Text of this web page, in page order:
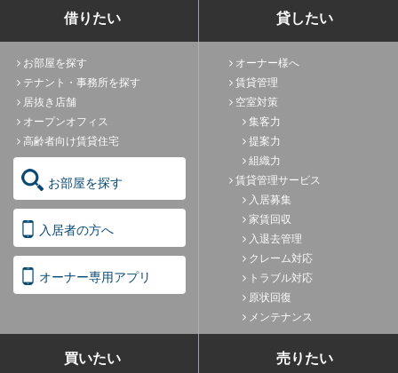
借りたい
お部屋を探す
テナント・事務所を探す
居抜き店舗
オープンオフィス
高齢者向け賃貸住宅
お部屋を探す
入居者の方へ
オーナー専用アプリ
貸したい
オーナー様へ
賃貸管理
空室対策
集客力
提案力
組織力
賃貸管理サービス
入居募集
家賃回収
入退去管理
クレーム対応
トラブル対応
原状回復
メンテナンス
買いたい 売りたい